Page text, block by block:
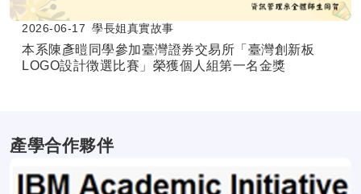
2026-06-17 學長姐真實故事
本系陳彥暟同學參加臺灣證券交易所「臺灣創新板
LOGO設計徴選比賽」榮獲個人組第一名金獎
產學合作夥伴